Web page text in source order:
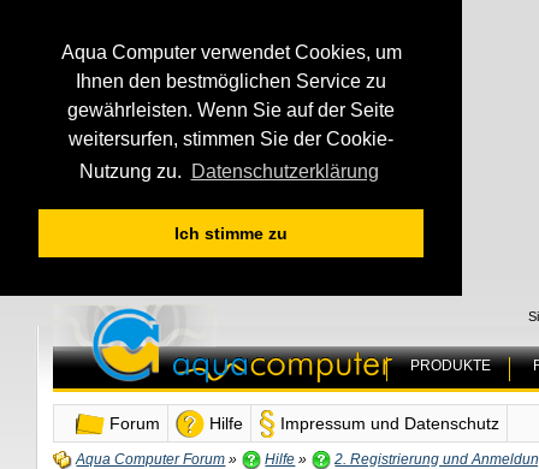
Aqua Computer verwendet Cookies, um
Ihnen den bestmöglichen Service zu
gewährleisten. Wenn Sie auf der Seite
weitersurfen, stimmen Sie der Cookie-
Nutzung zu.
Datenschutzerklärung
Ich stimme zu
PRODUKTE
Forum Hilfe Impressum und Datenschutz
Aqua Computer Forum » Hilfe » 2. Registrierung und